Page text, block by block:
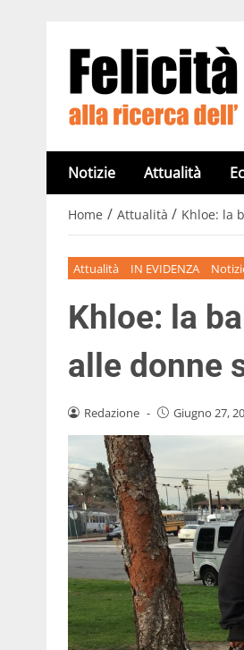
Notizie Attualità
Home / Attualità / Khloe: la
Attualità IN EVIDENZA
Khloe: la
alle donne
Redazione - Giugno 27,